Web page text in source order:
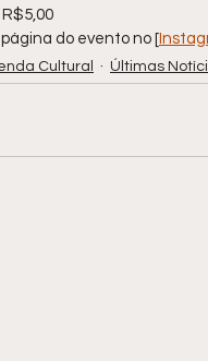
do evento no [
Cultural Últimas